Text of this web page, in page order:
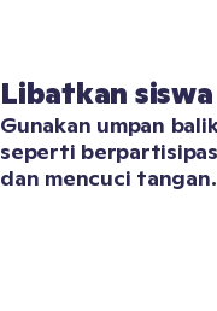
Libatkan siswa
Gunakan umpan
seperti
dan mencuci tangan.